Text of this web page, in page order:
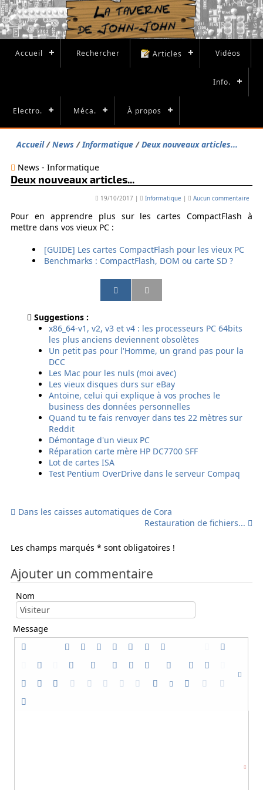
Accueil Rechercher Articles Vidéos
Info.
Electro. Méca. À propos
Accueil News Informatique Deux nouveaux articles...
News - Informatique
Deux nouveaux articles...
19/10/2017 | Informatique | Aucun commentaire
Pour en apprendre plus sur les cartes CompactFlash à
mettre dans vos vieux PC :
[GUIDE] Les cartes CompactFlash pour les vieux PC
Benchmarks : CompactFlash, DOM ou carte SD ?
a
t
a
g
e
p
a
r
e
m
a
i
l
a
t
a
g
e
p
a
r
E
m
a
i
l
a
a
g
e
r
p
a
r
s
m
a
a
g
e
r
p
a
r
S
M
Suggestions :
x86_64-v1, v2, v3 et v4 : les processeurs PC 64bits
les plus anciens deviennent obsolètes
Un petit pas pour l'Homme, un grand pas pour la
DCC
Les Mac pour les nuls (moi avec)
Les vieux disques durs sur eBay
Antoine, celui qui explique à vos proches le
business des données personnelles
Quand tu te fais renvoyer dans tes 22 mètres sur
Reddit
Démontage d'un vieux PC
Réparation carte mère HP DC7700 SFF
Lot de cartes ISA
Test Pentium OverDrive dans le serveur Compaq
Dans les caisses automatiques de Cora
Restauration de fichiers...
Les champs marqués * sont obligatoires !
Ajouter un commentaire
Nom
Message